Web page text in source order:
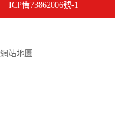
ICP備73862006號-1
網站地圖